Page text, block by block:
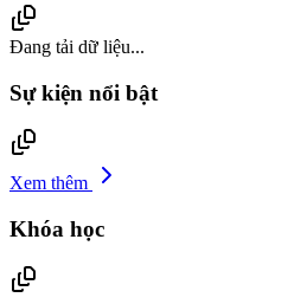
Đang tải dữ liệu...
Sự kiện nổi bật
Xem thêm
Khóa học